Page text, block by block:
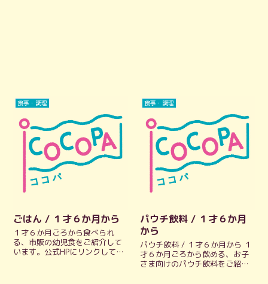
食事・調理
ごはん / １才６か月から
１才６か月ごろから食べられ
る、市販の幼児食をご紹介して
います。公式HPにリンクしてい
食事・調理
パウチ飲料 / １才６か月
から
パウチ飲料 / １才６か月から １
才６か月ごろから飲める、お子
さま向けのパウチ飲料をご紹介